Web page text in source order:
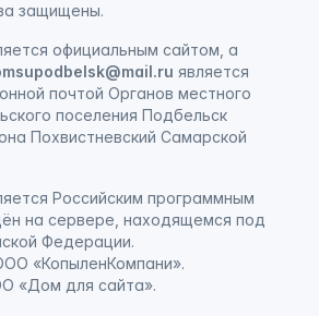
защищены.
официальным сайтом, а
является
почтой Органов местного
поселения Подбельск
Похвистневский Самарской
Российским программным
на сервере, находящемся под
Федерации.
«КопыленКомпани».
«Дом для сайта».